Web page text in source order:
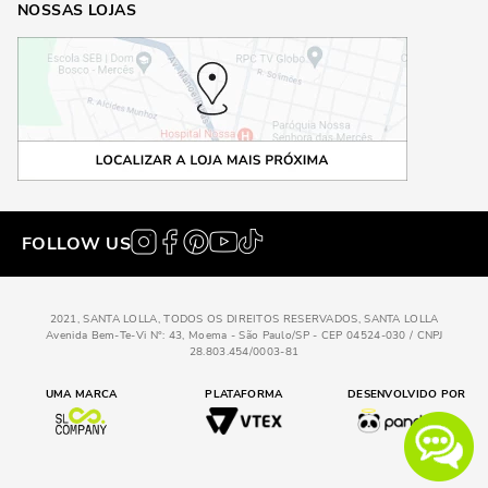
Além das cores e estampas, os detalhes e acessórios estão ganhando
destaque. Bolsas com franjas, correntes decorativas, e apliques
metálicos são algumas das tendências mais recentes. Esses
elementos adicionam personalidade e caráter à bolsa, transformando-a
em um verdadeiro statement fashion.
COMO USAR BOLSAS DE OMBRO EM DIFERENTES
OCASIÕES
As bolsas de ombro são extremamente versáteis e podem ser usadas
em uma variedade de ocasiões, desde um dia casual até um evento
formal. Vamos explorar algumas maneiras de incorporar esse acessório
em diferentes looks.
LOOKS CASUAIS
moderno. Uma bolsa com uma cor ou estampa vibrante pode adicionar
um toque de diversão ao seu outfit diário.
NOSSAS LOJAS
FOLLOW US
2021, SANTA LOLLA, TODOS OS DIREITOS RESERVADOS, SANTA LOLLA
Avenida Bem-Te-Vi N°: 43, Moema - São Paulo/SP - CEP 04524-030 / CNPJ
28.803.454/0003-81
UMA MARCA PLATAFORMA DESENVOLVIDO POR